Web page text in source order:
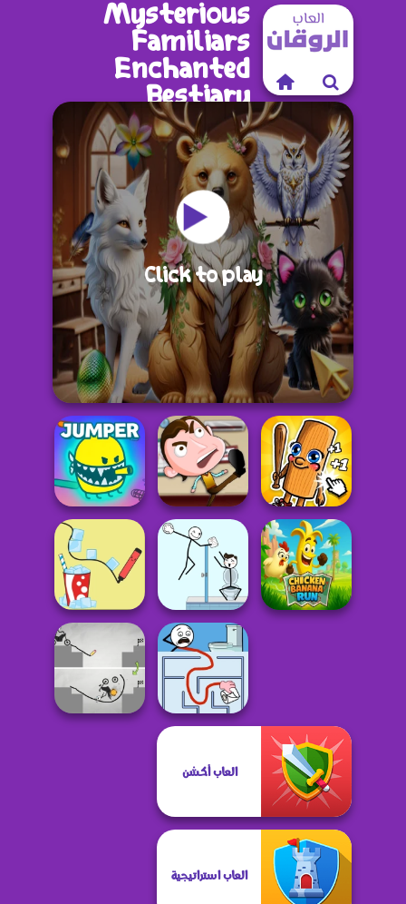
Mysterious
Familiars
Enchanted
Bestiary
Click to play
JUMPER My Dear Boss
Italian Brainrot
Baby Clicker
Path ice Mr Long Hand
Maze Craze
العاب أكشن
العاب استراتيجية